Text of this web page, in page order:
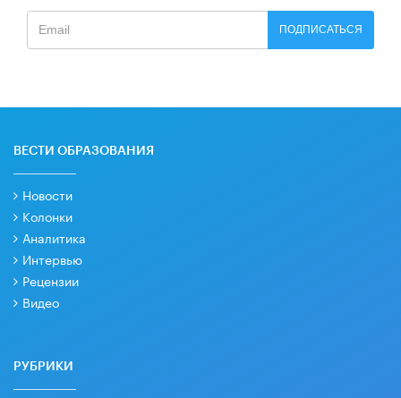
ПОДПИСАТЬСЯ
ВЕСТИ ОБРАЗОВАНИЯ
Новости
Колонки
Аналитика
Интервью
Рецензии
Видео
РУБРИКИ